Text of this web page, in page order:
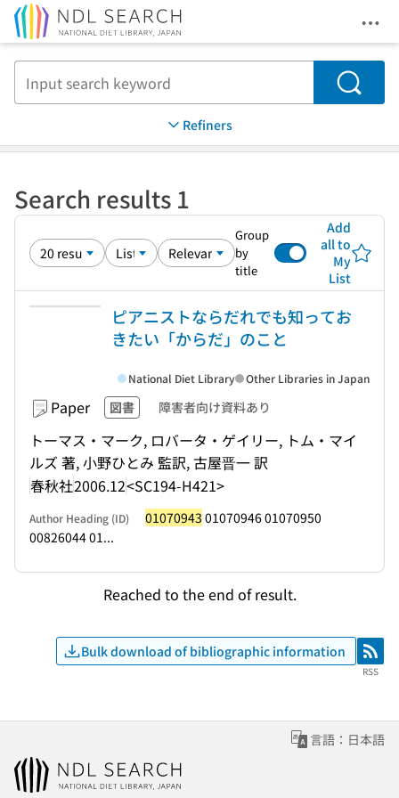
Search
Refiners
Search results 1
Group
by
title
Add
all to
My
List
ピアニストならだれでも知ってお
きたい「からだ」のこと
Paper 図書 障害者向け資料あり
トーマス・マーク, ロバータ・ゲイリー, トム・マイ
ルズ 著, 小野ひとみ 監訳, 古屋晋一 訳
春秋社2006.12<SC194-H421>
National Diet Library Other Libraries in Japan
Author Heading (ID) 01070943 01070946 01070950
00826044 01...
Reached to the end of result.
Bulk download of bibliographic information RSS
RSS
言語：日本語